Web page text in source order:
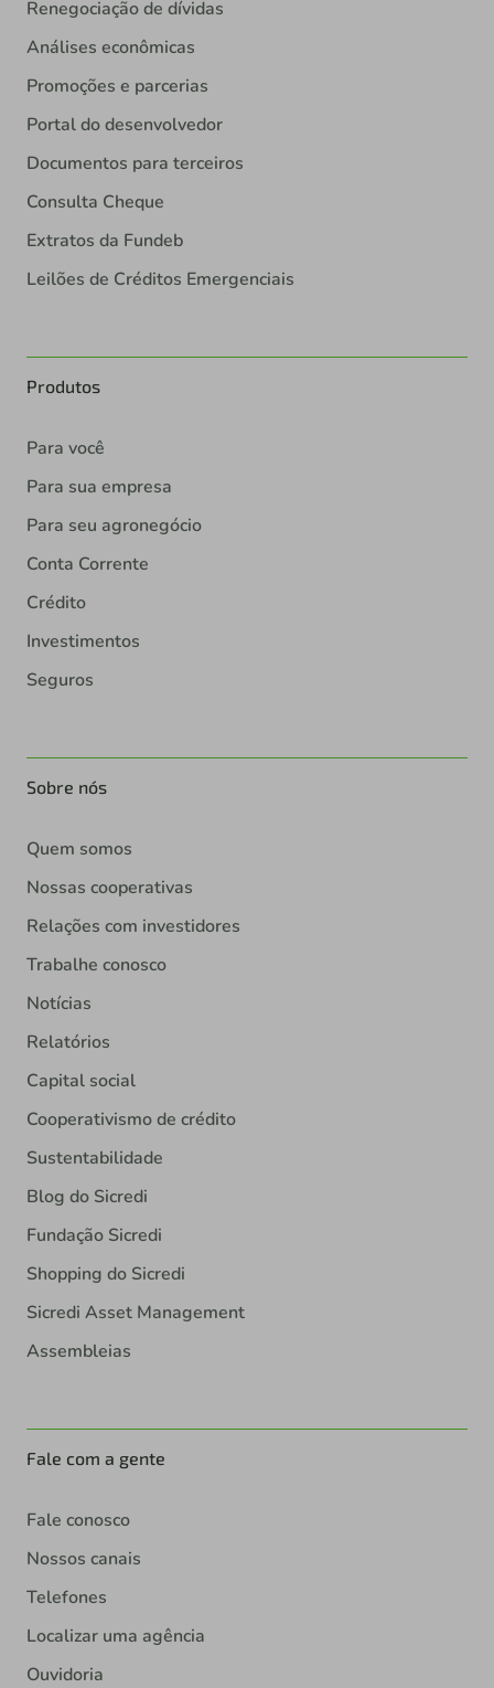
Renegociação de dívidas
Análises econômicas
Promoções e parcerias
Portal do desenvolvedor
Documentos para terceiros
Consulta Cheque
Extratos da Fundeb
Leilões de Créditos Emergenciais
Produtos
Para você
Para sua empresa
Para seu agronegócio
Conta Corrente
Crédito
Investimentos
Seguros
Sobre nós
Quem somos
Nossas cooperativas
Relações com investidores
Trabalhe conosco
Notícias
Relatórios
Capital social
Cooperativismo de crédito
Sustentabilidade
Blog do Sicredi
Fundação Sicredi
Shopping do Sicredi
Sicredi Asset Management
Assembleias
Fale com a gente
Fale conosco
Nossos canais
Telefones
Localizar uma agência
Ouvidoria